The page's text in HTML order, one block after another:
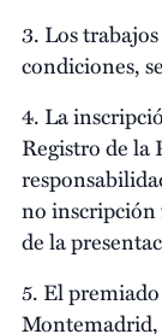
3. Los
condiciones,
4. La
Registro de la
no inscripción
de la
5. El
Montemadrid,